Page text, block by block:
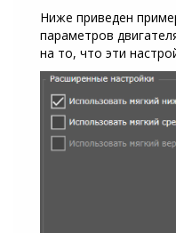
Ниже приведен
параметров
на то, что эти